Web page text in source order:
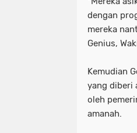
dengan
mereka
Genius,
Kemudian
yang diberi
oleh
amanah.